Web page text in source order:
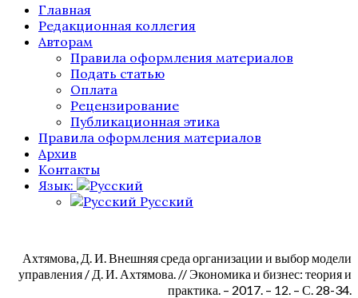
Главная
Редакционная коллегия
Авторам
Правила оформления материалов
Подать статью
Оплата
Рецензирование
Публикационная этика
Правила оформления материалов
Архив
Контакты
Язык:
Русский
Ахтямова, Д. И. Внешняя среда организации и выбор модели
управления / Д. И. Ахтямова. // Экономика и бизнес: теория и
практика. – 2017. – 12. – С. 28-34.